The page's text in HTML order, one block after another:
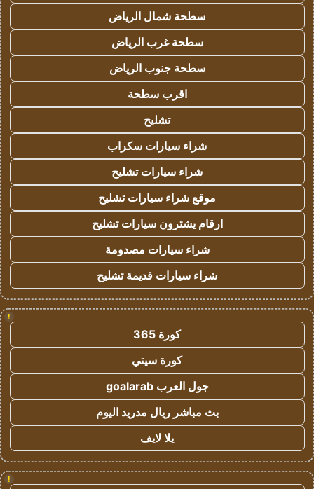
سطحة شمال الرياض
سطحة غرب الرياض
سطحة جنوب الرياض
اقرب سطحة
تشليح
شراء سيارات سكراب
شراء سيارات تشليح
موقع شراء سيارات تشليح
ارقام يشترون سيارات تشليح
شراء سيارات مصدومة
شراء سيارات قديمة تشليح
!
كورة 365
كورة سيتي
جول العرب goalarab
بث مباشر ريال مدريد اليوم
يلا لايف
!